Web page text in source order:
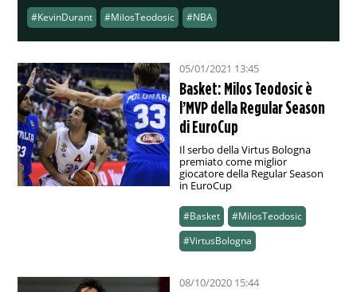
#KevinDurant #MilosTeodosic #NBA
05/01/2021 13:45
Basket: Milos Teodosic è
l’MVP della Regular Season
di EuroCup
Il serbo della Virtus Bologna
premiato come miglior
giocatore della Regular Season
in EuroCup
#Basket
#MilosTeodosic
#VirtusBologna
08/10/2020 15:44